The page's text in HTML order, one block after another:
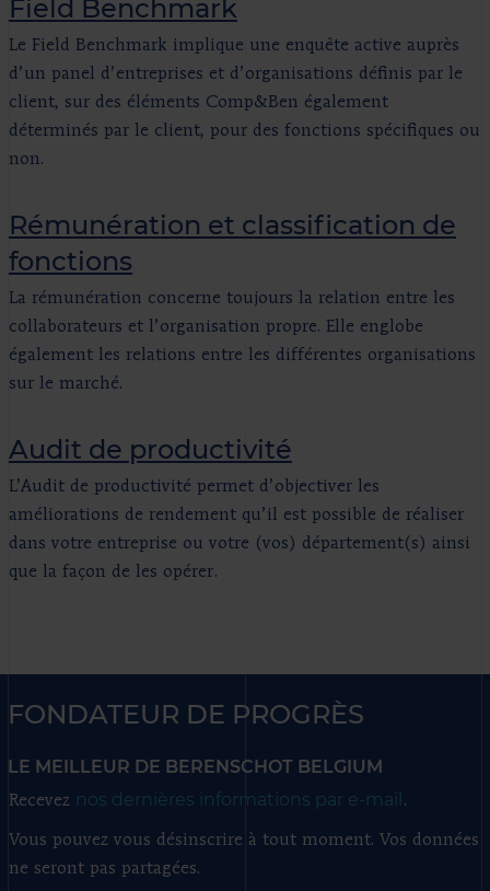
Field Benchmark
Le Field Benchmark implique une enquête active auprès
d’un panel d’entreprises et d’organisations définis par le
client, sur des éléments Comp&Ben également
déterminés par le client, pour des fonctions spécifiques ou
non.
Rémunération et classification de
fonctions
La rémunération concerne toujours la relation entre les
collaborateurs et l’organisation propre. Elle englobe
également les relations entre les différentes organisations
sur le marché.
Audit de productivité
L’Audit de productivité permet d’objectiver les
améliorations de rendement qu’il est possible de réaliser
dans votre entreprise ou votre (vos) département(s) ainsi
que la façon de les opérer.
FONDATEUR DE PROGRÈS
LE MEILLEUR DE BERENSCHOT BELGIUM
Recevez nos dernières informations par e-mail .
Vous pouvez vous désinscrire à tout moment. Vos données
ne seront pas partagées.